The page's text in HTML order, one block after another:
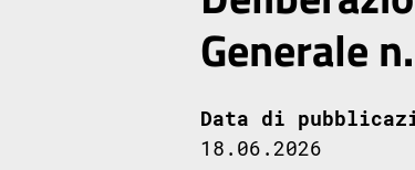
Generale
Data di
18.06.2026